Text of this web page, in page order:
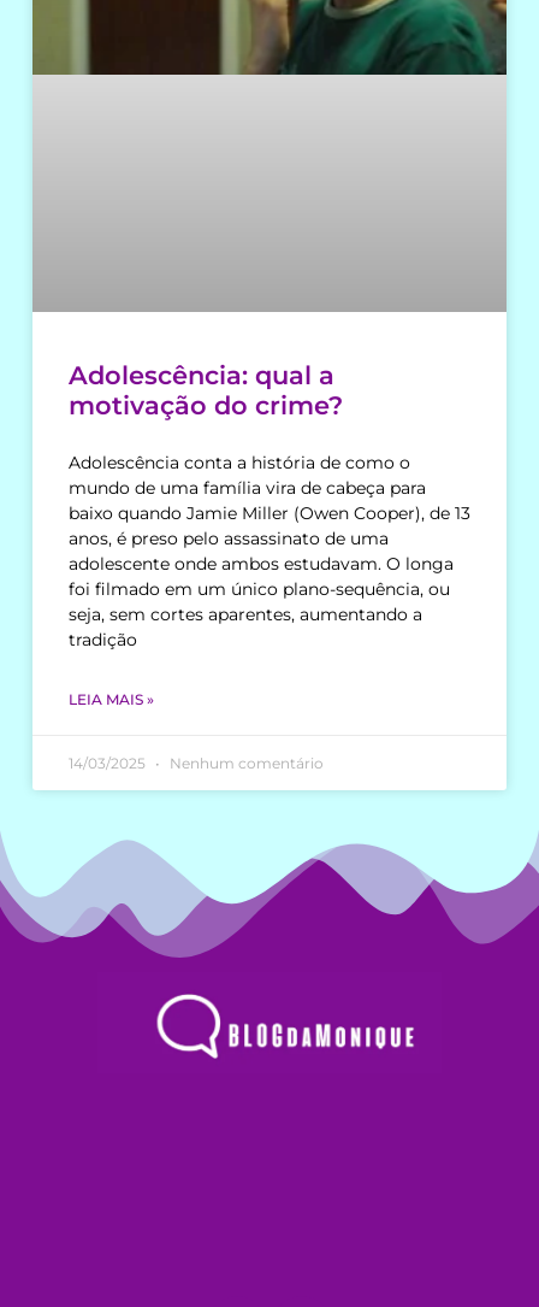
Adolescência: qual a
motivação do crime?
Adolescência conta a história de como o
mundo de uma família vira de cabeça para
baixo quando Jamie Miller (Owen Cooper), de 13
anos, é preso pelo assassinato de uma
adolescente onde ambos estudavam. O longa
foi filmado em um único plano-sequência, ou
seja, sem cortes aparentes, aumentando a
tradição
LEIA MAIS »
14/03/2025 Nenhum comentário